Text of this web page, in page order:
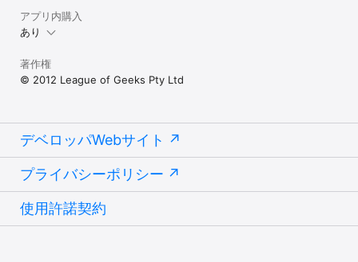
アプリ内購入
あり
著作権
© 2012 League of Geeks Pty Ltd
デベロッパWebサイト
プライバシーポリシー
使用許諾契約